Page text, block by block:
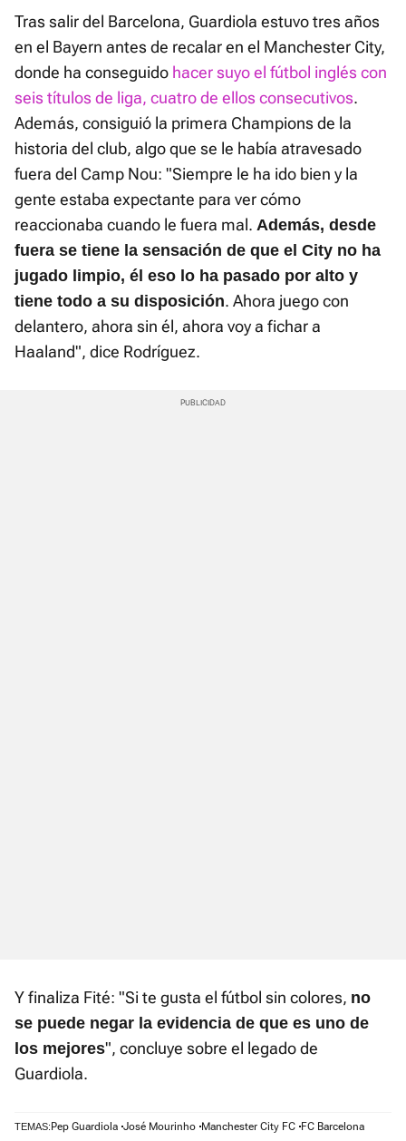
Tras salir del Barcelona, Guardiola estuvo tres años
en el Bayern antes de recalar en el Manchester City,
donde ha conseguido hacer suyo el fútbol inglés con
seis títulos de liga, cuatro de ellos consecutivos.
Además, consiguió la primera Champions de la
historia del club, algo que se le había atravesado
fuera del Camp Nou: "Siempre le ha ido bien y la
gente estaba expectante para ver cómo
reaccionaba cuando le fuera mal. Además, desde
fuera se tiene la sensación de que el City no ha
jugado limpio, él eso lo ha pasado por alto y
tiene todo a su disposición. Ahora juego con
delantero, ahora sin él, ahora voy a fichar a
Haaland", dice Rodríguez.
Y finaliza Fité: "Si te gusta el fútbol sin colores, no
se puede negar la evidencia de que es uno de
los mejores", concluye sobre el legado de
Guardiola.
TEMAS:Pep Guardiola José Mourinho Manchester City FC FC Barcelona